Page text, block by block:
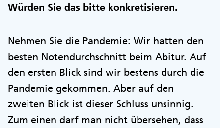
Würden Sie das bitte konkretisieren.
Nehmen Sie die Pandemie: Wir hatten den
besten Notendurchschnitt beim Abitur. Auf
den ersten Blick sind wir bestens durch die
Pandemie gekommen. Aber auf den
zweiten Blick ist dieser Schluss unsinnig.
Zum einen darf man nicht übersehen, dass